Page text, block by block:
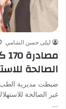
ليلى حسن الشامي
الصالحة
غير الصالحة
…